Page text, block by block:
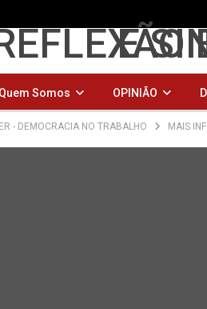
Quem Somos OPINIÃO
PODCAST PRÁXIS ARQUIVO
- DEMOCRACIA NO TRABALHO MAIS